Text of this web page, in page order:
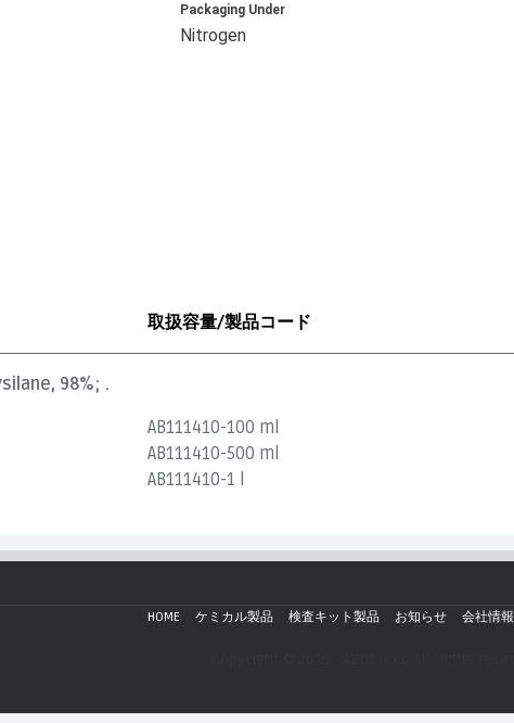
Packaging Under
Nitrogen
取扱容量/製品コード
98%; .
AB111410-100 ml
AB111410-500 ml
AB111410-1 l
HOME ケミカル製品 検査キット製品 お知らせ 会社情報